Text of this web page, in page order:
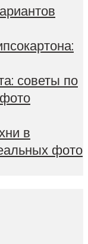
советы по
в
фото